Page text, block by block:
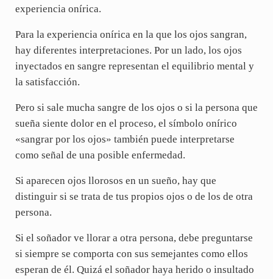
experiencia onírica.
Para la experiencia onírica en la que los ojos sangran,
hay diferentes interpretaciones. Por un lado, los ojos
inyectados en sangre representan el equilibrio mental y
la satisfacción.
Pero si sale mucha sangre de los ojos o si la persona que
sueña siente dolor en el proceso, el símbolo onírico
«sangrar por los ojos» también puede interpretarse
como señal de una posible enfermedad.
Si aparecen ojos llorosos en un sueño, hay que
distinguir si se trata de tus propios ojos o de los de otra
persona.
Si el soñador ve llorar a otra persona, debe preguntarse
si siempre se comporta con sus semejantes como ellos
esperan de él. Quizá el soñador haya herido o insultado